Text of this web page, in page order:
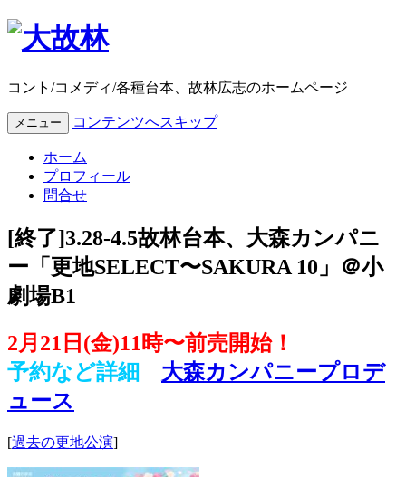
コント/コメディ/各種台本、故林広志のホームページ
メニュー コンテンツへスキップ
ホーム
プロフィール
問合せ
[終了]3.28-4.5故林台本、大森カンパニ
ー「更地SELECT〜SAKURA 10」＠小
劇場B1
2月21日(金)11時〜前売開始！
予約など詳細 大森カンパニープロデ
ュース
[過去の更地公演]